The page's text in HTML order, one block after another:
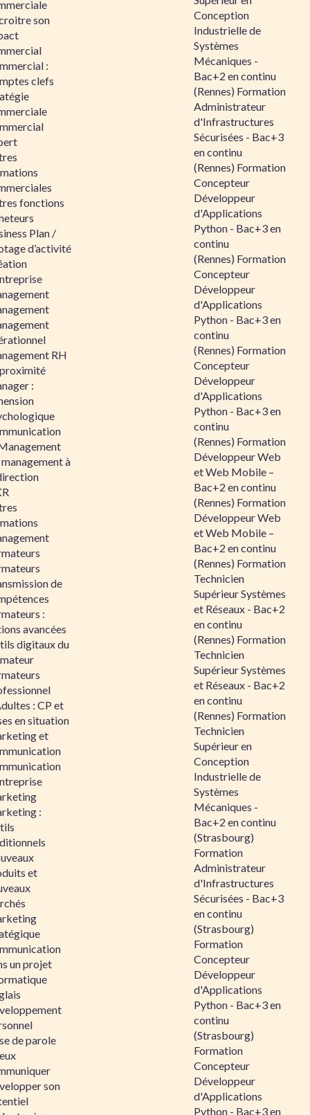
son
:
clefs
fonctions
Plan /
d’activité
RH
:
à
de
:
avancées
digitaux du
: CP et
en situation
et
:
et
un projet
de parole
son
Conception
Industrielle de
Systèmes
Mécaniques -
Bac+2 en continu
(Rennes) Formation
Administrateur
d'Infrastructures
Sécurisées - Bac+3
en continu
(Rennes) Formation
Concepteur
Développeur
d'Applications
Python - Bac+3 en
continu
(Rennes) Formation
Concepteur
Développeur
d'Applications
Python - Bac+3 en
continu
(Rennes) Formation
Concepteur
Développeur
d'Applications
Python - Bac+3 en
continu
(Rennes) Formation
Développeur Web
et Web Mobile –
Bac+2 en continu
(Rennes) Formation
Développeur Web
et Web Mobile –
Bac+2 en continu
(Rennes) Formation
Technicien
Supérieur Systèmes
et Réseaux - Bac+2
en continu
(Rennes) Formation
Technicien
Supérieur Systèmes
et Réseaux - Bac+2
en continu
(Rennes) Formation
Technicien
Supérieur en
Conception
Industrielle de
Systèmes
Mécaniques -
Bac+2 en continu
(Strasbourg)
Formation
Administrateur
d'Infrastructures
Sécurisées - Bac+3
en continu
(Strasbourg)
Formation
Concepteur
Développeur
d'Applications
Python - Bac+3 en
continu
(Strasbourg)
Formation
Concepteur
Développeur
d'Applications
Python - Bac+3 en